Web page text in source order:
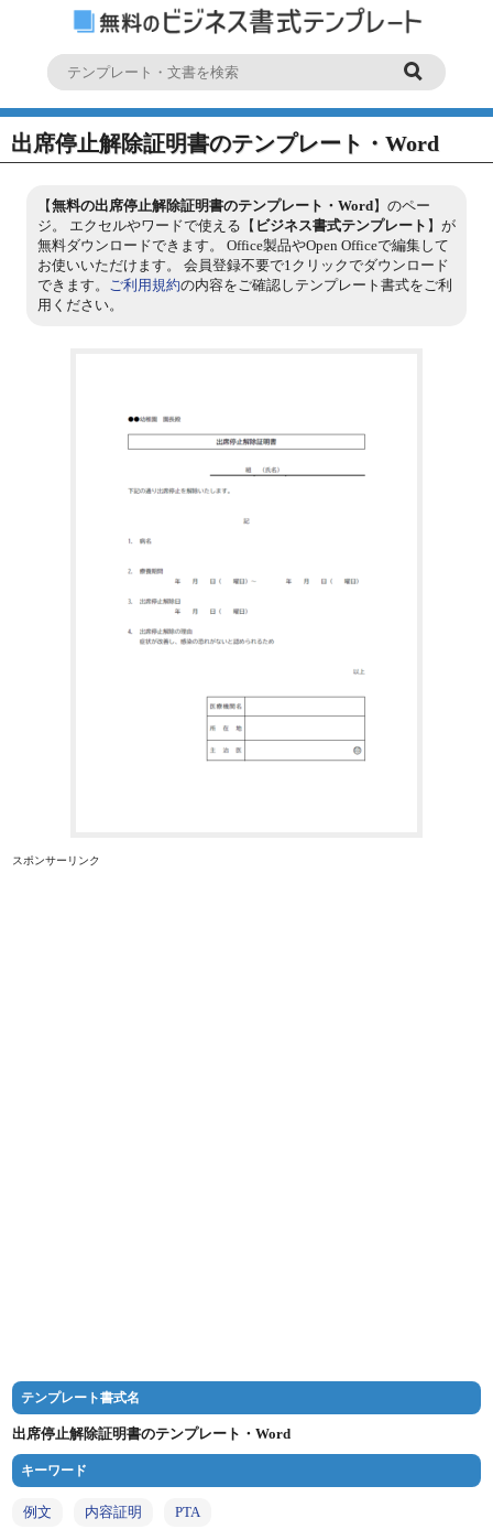
出席停止解除証明書のテンプレート・Word
【無料の出席停止解除証明書のテンプレート・Word】のペー
ジ。 エクセルやワードで使える【 ビジネス書式テンプレート 】が
無料ダウンロードできます。 Office製品やOpen Officeで編集して
お使いいただけます。 会員登録不要で1クリックでダウンロード
できます。 ご利用規約の内容をご確認しテンプレート書式をご利
用ください。
スポンサーリンク
テンプレート書式名
出席停止解除証明書のテンプレート・Word
キーワード
例文 内容証明 PTA